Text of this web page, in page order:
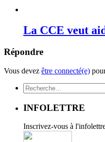
La CCE veut
Répondre
Vous devez être connecté(e)
Rechercher :
INFOLETTRE
Inscrivez-vous à